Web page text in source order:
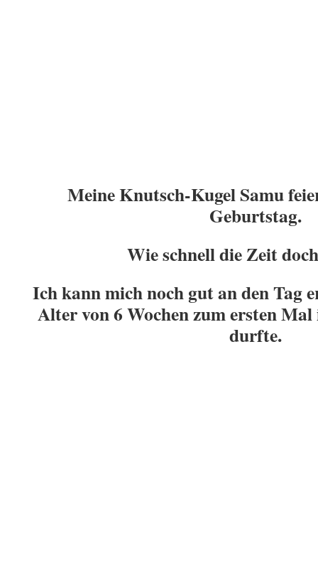
Meine Knutsch-Kugel Samu
Geburtstag.
Wie schnell die Zeit
Ich kann mich noch gut an den Tag
Alter von 6 Wochen zum ersten
durfte.